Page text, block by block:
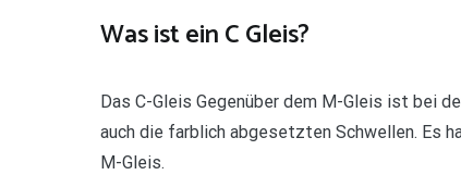
Was ist ein C Gleis?
Das C-Gleis Gegenüber dem M-Gleis ist bei
auch die farblich abgesetzten Schwellen. Es
M-Gleis.